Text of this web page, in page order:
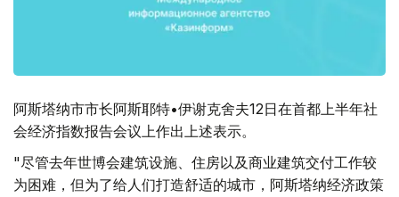
阿斯塔纳市市长阿斯耶特•伊谢克舍夫12日在首都上半年社
会经济指数报告会议上作出上述表示。
"尽管去年世博会建筑设施、住房以及商业建筑交付工作较
为困难，但为了给人们打造舒适的城市，阿斯塔纳经济政策